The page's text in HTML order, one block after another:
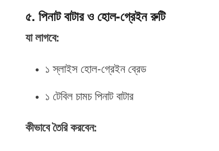
৫. পিনাট বাটার ও হোল-গ্রেইন রুটি
যা লাগবে:
১ স্লাইস হোল-গ্রেইন ব্রেড
১ টেবিল চামচ পিনাট বাটার
কীভাবে তৈরি করবেন: